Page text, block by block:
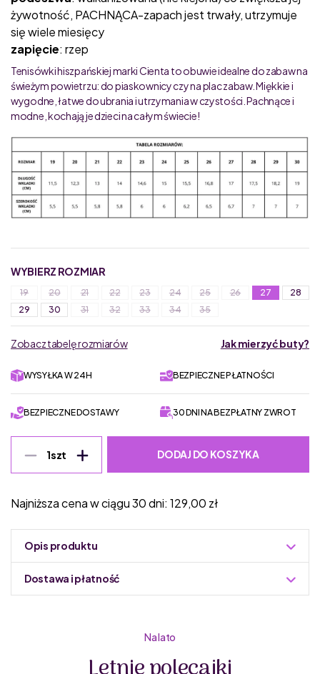
żywotność, PACHNĄCA-zapach jest trwały, utrzymuje
się wiele miesięcy
zapięcie: rzep
Tenisówki hiszpańskiej marki Cienta to obuwie idealne do zabaw na
świeżym powietrzu: do piaskownicy czy na plac zabaw. Miękkie i
wygodne, łatwe do ubrania i utrzymania w czystości. Pachnące i
modne, kochają je dzieci na całym świecie!
WYBIERZ ROZMIAR
19 20 21 22 23 24 25 26 27
28
29
30 31 32 33 34 35
Zobacz tabelę rozmiarów Jak mierzyć buty?
WYSYŁKA W 24H BEZPIECZNE PŁATNOŚCI
BEZPIECZNE DOSTAWY 30 DNI NA BEZPŁATNY ZWROT
1szt DODAJ DO KOSZYKA
Najniższa cena w ciągu 30 dni: 129,00 zł
Opis produktu
Cienta od 1982 roku produkuje jedne z najwygodnieszych
Dostawa i płatność
Na lato